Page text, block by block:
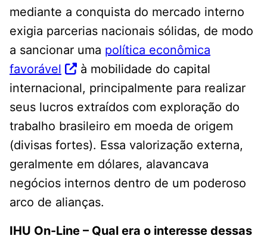
mediante a conquista do mercado interno
exigia parcerias nacionais sólidas, de modo
a sancionar uma política econômica
favorável
à mobilidade do capital
internacional, principalmente para realizar
seus lucros extraídos com exploração do
trabalho brasileiro em moeda de origem
(divisas fortes). Essa valorização externa,
geralmente em dólares, alavancava
negócios internos dentro de um poderoso
arco de alianças.
IHU On-Line – Qual era o interesse dessas